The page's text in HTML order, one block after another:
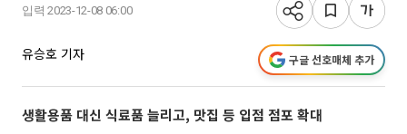
입력 2023-12-08 06:00
유승호 기자 구글 선호매체 추가
생활용품 대신 식료품 늘리고, 맛집 등 입점 점포 확대